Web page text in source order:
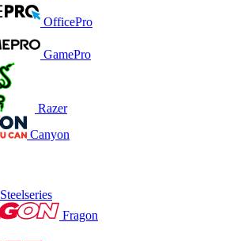
OfficePro
GamePro
Razer
Canyon
Steelseries
Fragon